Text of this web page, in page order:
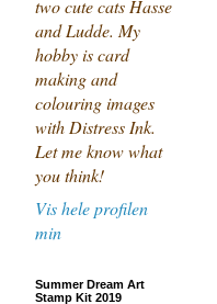
two cute cats Hasse
and Ludde. My
hobby is card
making and
colouring images
with Distress Ink.
Let me know what
you think!
Vis hele profilen
min
Summer Dream Art
Stamp Kit 2019